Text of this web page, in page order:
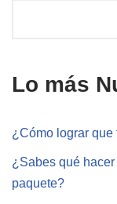
Lo más
¿Cómo lograr
¿Sabes qué
paquete?